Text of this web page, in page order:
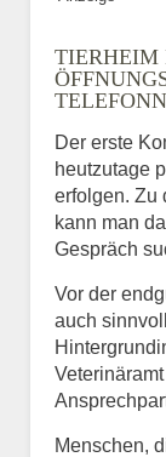
TIERHEIM
Der erste
heutzutage
erfolgen. Zu
kann man
Gespräch
Vor der
auch
Menschen,